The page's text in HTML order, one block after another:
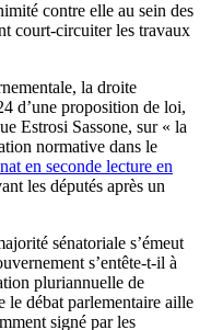
contre elle au sein des
court-circuiter les travaux
la droite
d’une proposition de loi,
Estrosi Sassone, sur « la
normative dans le
en seconde lecture en
les députés après un
sénatoriale s’émeut
s’entête-t-il à
pluriannuelle de
le débat parlementaire aille
signé par les